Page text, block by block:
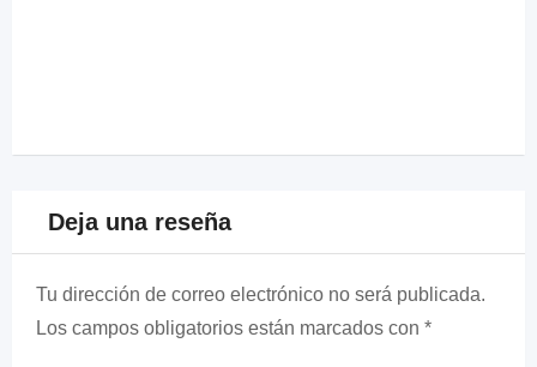
Deja una reseña
Tu dirección de correo electrónico no será publicada.
Los campos obligatorios están marcados con *